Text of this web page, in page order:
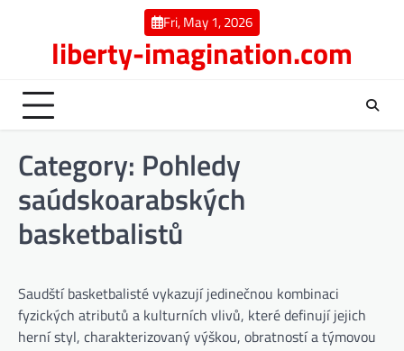
Fri, May 1, 2026
liberty-imagination.com
Category: Pohledy
saúdskoarabských
basketbalistů
Saudští basketbalisté vykazují jedinečnou kombinaci
fyzických atributů a kulturních vlivů, které definují jejich
herní styl, charakterizovaný výškou, obratností a týmovou